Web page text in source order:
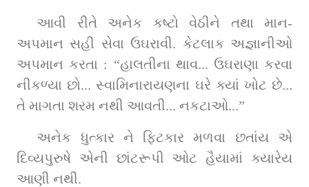
આવી રીતે અનેક કષ્ટો વેઠીને તથા માન-
અપમાન સહી સેવા ઉઘરાવી. કેટલાક અજ્ઞાનીઓ
અપમાન કરતા : “હાલતીના થાવ... ઉઘરાણા કરવા
નીકળ્યા છો... સ્વામિનારાયણના ઘરે ક્યાં ખોટ છે...
તે માગતા શરમ નથી આવતી... નકટાઓ...”
અનેક ધુત્કાર ને ફિટકાર મળવા છતાંય એ
દિવ્યપુરુષે એની છાંટરૂપી ઓટ હૈયામાં ક્યારેય
આણી નથી.